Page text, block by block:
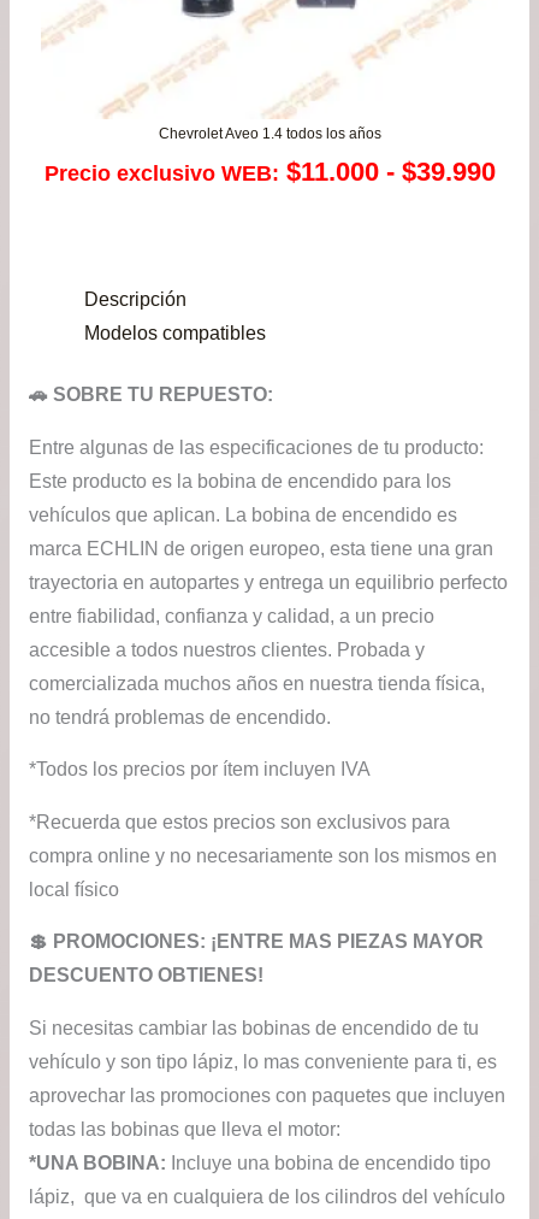
Chevrolet Aveo 1.4 todos los años
Precio exclusivo WEB: $11.000 - $39.990
Descripción
Modelos compatibles
🚗 SOBRE TU REPUESTO:
Entre algunas de las especificaciones de tu producto:
Este producto es la bobina de encendido para los
vehículos que aplican. La bobina de encendido es
marca ECHLIN de origen europeo, esta tiene una gran
trayectoria en autopartes y entrega un equilibrio perfecto
entre fiabilidad, confianza y calidad, a un precio
accesible a todos nuestros clientes. Probada y
comercializada muchos años en nuestra tienda física,
no tendrá problemas de encendido.
*Todos los precios por ítem incluyen IVA
*Recuerda que estos precios son exclusivos para
compra online y no necesariamente son los mismos en
local físico
💲​ PROMOCIONES: ¡ENTRE MAS PIEZAS MAYOR
DESCUENTO OBTIENES!
Si necesitas cambiar las bobinas de encendido de tu
vehículo y son tipo lápiz, lo mas conveniente para ti, es
aprovechar las promociones con paquetes que incluyen
todas las bobinas que lleva el motor:
*UNA BOBINA: Incluye una bobina de encendido tipo
lápiz, que va en cualquiera de los cilindros del vehículo